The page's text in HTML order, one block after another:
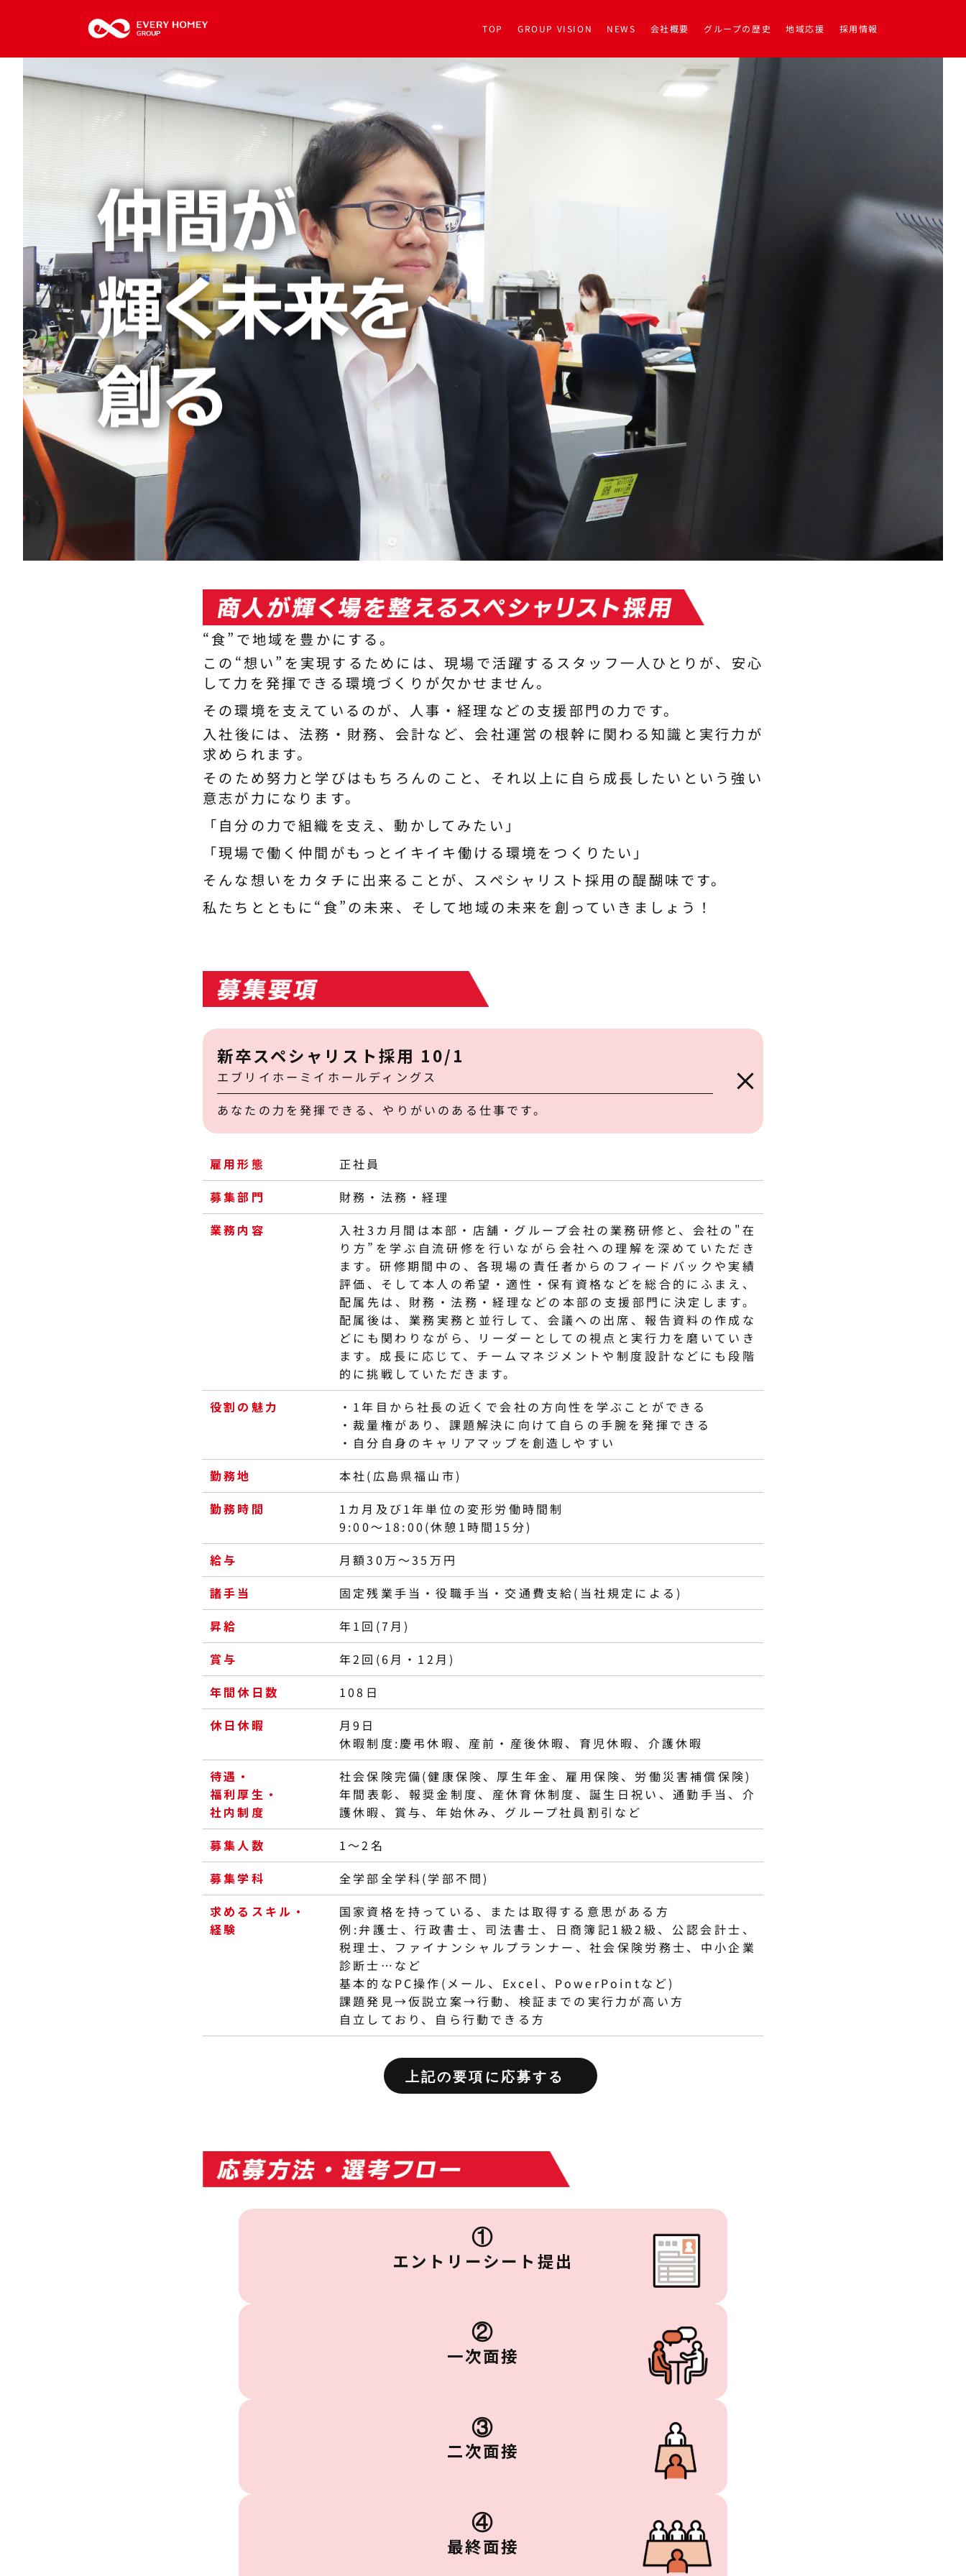
TOP GROUP VISION NEWS 会社概要 グループの歴史 地域応援 採用情報
“食”で地域を豊かにする。
この“想い”を実現するためには、現場で活躍するスタッフ一人ひとりが、安心
して力を発揮できる環境づくりが欠かせません。
その環境を支えているのが、人事・経理などの支援部門の力です。
入社後には、法務・財務、会計など、会社運営の根幹に関わる知識と実行力が
求められます。
そのため努力と学びはもちろんのこと、それ以上に自ら成長したいという強い
意志が力になります。
「自分の力で組織を支え、動かしてみたい」
「現場で働く仲間がもっとイキイキ働ける環境をつくりたい」
そんな想いをカタチに出来ることが、スペシャリスト採用の醍醐味です。
私たちとともに“食”の未来、そして地域の未来を創っていきましょう！
新卒スペシャリスト採用 10/1
エブリイホーミイホールディングス
あなたの力を発揮できる、やりがいのある仕事です。
雇用形態
正社員
募集部門
財務・法務・経理
業務内容
入社3カ月間は本部・店舗・グループ会社の業務研修と、会社の"在
り方”を学ぶ自流研修を行いながら会社への理解を深めていただき
ます。研修期間中の、各現場の責任者からのフィードバックや実績
評価、そして本人の希望・適性・保有資格などを総合的にふまえ、
配属先は、財務・法務・経理などの本部の支援部門に決定します。
配属後は、業務実務と並行して、会議への出席、報告資料の作成な
どにも関わりながら、リーダーとしての視点と実行力を磨いていき
ます。成長に応じて、チームマネジメントや制度設計などにも段階
的に挑戦していただきます。
役割の魅力
・1年目から社長の近くで会社の方向性を学ぶことができる
・裁量権があり、課題解決に向けて自らの手腕を発揮できる
・自分自身のキャリアマップを創造しやすい
勤務地
本社(広島県福山市)
勤務時間
1カ月及び1年単位の変形労働時間制
9:00～18:00(休憩1時間15分)
給与
月額30万〜35万円
諸手当
固定残業手当・役職手当・交通費支給(当社規定による)
昇給
年1回(7月)
賞与
年2回(6月・12月)
年間休日数
108日
休日休暇
月9日
休暇制度:慶弔休暇、産前・産後休暇、育児休暇、介護休暇
待遇・
福利厚生・
社内制度
社会保険完備(健康保険、厚生年金、雇用保険、労働災害補償保険)
年間表彰、報奨金制度、産休育休制度、誕生日祝い、通勤手当、介
護休暇、賞与、年始休み、グループ社員割引など
募集人数
1～2名
募集学科
全学部全学科(学部不問)
求めるスキル・
経験
国家資格を持っている、または取得する意思がある方
例:弁護士、行政書士、司法書士、日商簿記1級2級、公認会計士、
税理士、ファイナンシャルプランナー、社会保険労務士、中小企業
診断士…など
基本的なPC操作(メール、Excel、PowerPointなど)
課題発見→仮説立案→行動、検証までの実行力が高い方
自立しており、自ら行動できる方
上記の要項に応募する
①
エントリーシート提出
②
一次面接
③
二次面接
④
最終面接